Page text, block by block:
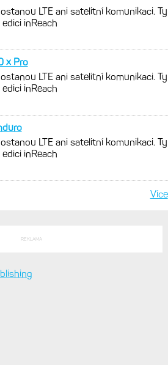
konečně i pro outdoorové
už umí zrcadlit data
běhu i chůze
po roce: Fénixy 8 Pro jsou
parádní, těžko něco
Ale ta nositelnost
zátěže: Hodnotí, zda je váš
a jestli se nachází
oblastech